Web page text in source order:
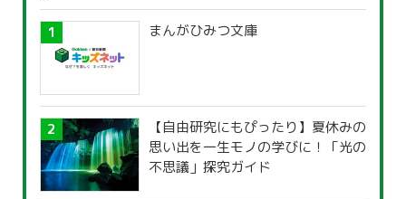
まんがひみつ文庫
【自由研究にもぴったり】夏休みの
思い出を一生モノの学びに！「光の
不思議」探究ガイド